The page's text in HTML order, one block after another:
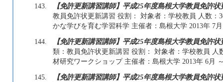
143.
【免許更新講習講師】平成25年度島根大学教員免許
教員免許状更新講習 役割： 対象者：学校教員 人数：
かな学びを育む学習科学 主催者：島根大学 2013年 7
144.
【免許更新講習講師】平成25年度島根大学教員免許
類：教員免許状更新講習 役割： 対象者：学校教員
材研究ワークショップ 主催者：島根大学 2013年 6月
145.
【免許更新講習講師】平成25年度島根大学教員免許